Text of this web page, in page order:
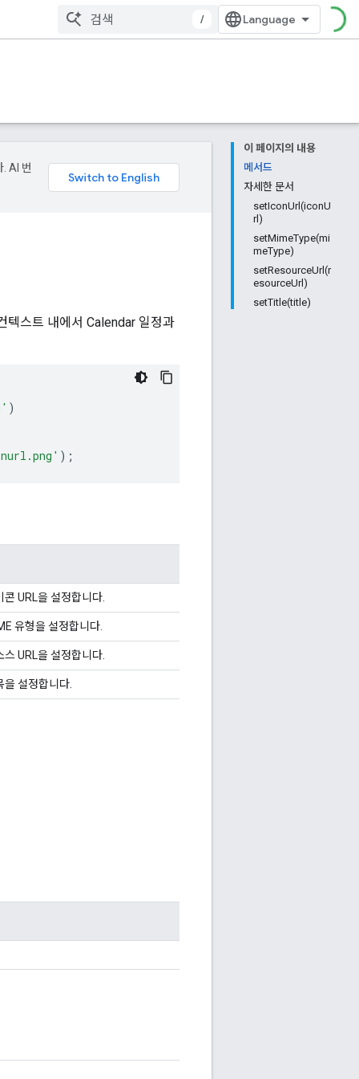
/
이 페이지의 내용
메서드
자세한 문서
setIconUrl(iconU
rl)
setMimeType(mi
meType)
setResourceUrl(r
esourceUrl)
setTitle(title)
AI 번
텍스트 내에서 Calendar 일정과
)
);
URL을 설정합니다.
유형을 설정합니다.
URL을 설정합니다.
설정합니다.